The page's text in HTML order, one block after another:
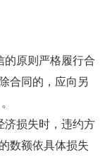
的原则严格履行合
合同的，应向另
济损失时，违约方
数额依具体损失